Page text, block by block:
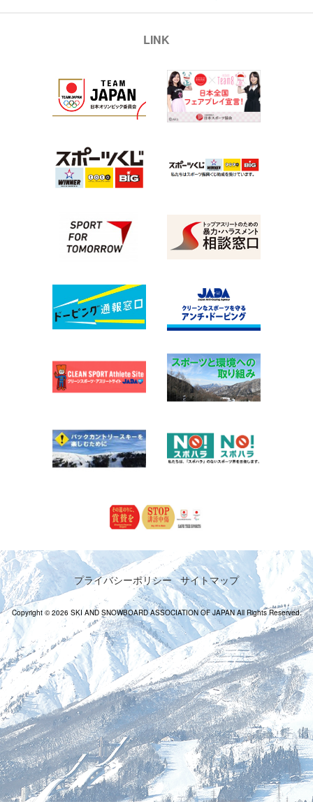
LINK
プライバシーポリシー サイトマップ
Copyright © 2026 SKI AND SNOWBOARD ASSOCIATION OF JAPAN All Rights Reserved.